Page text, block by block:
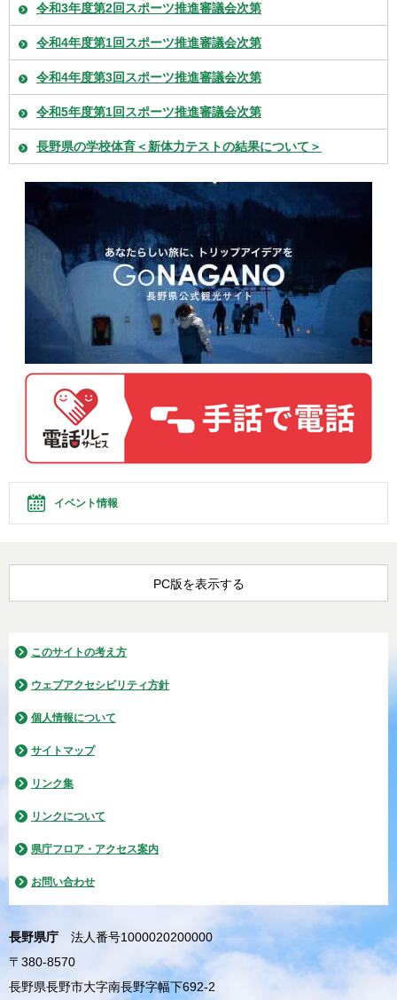
令和3年度第2回スポーツ推進審議会次第
令和4年度第1回スポーツ推進審議会次第
令和4年度第3回スポーツ推進審議会次第
令和5年度第1回スポーツ推進審議会次第
長野県の学校体育＜新体力テストの結果について＞
イベント情報
PC版を表示する
このサイトの考え方
ウェブアクセシビリティ方針
個人情報について
サイトマップ
リンク集
リンクについて
県庁フロア・アクセス案内
お問い合わせ
長野県庁
法人番号1000020200000
〒380-8570
長野県長野市大字南長野字幅下692-2